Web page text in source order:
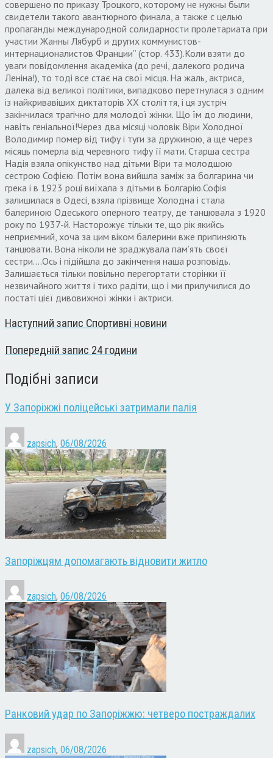
Наступний запис Спортивні новини
Попередній запис 24 години
Подібні записи
У Запоріжжі поліцейські затримали палія
zapsich, 06/08/2026
Запоріжцям допомагають відновити житло
zapsich, 06/08/2026
Ранковий удар по Запоріжжю: четверо постраждалих
zapsich, 06/08/2026